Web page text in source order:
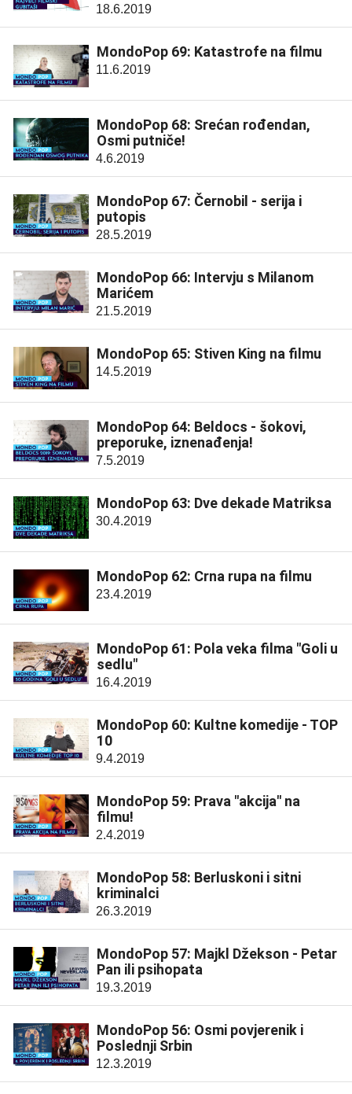
18.6.2019
MondoPop 69: Katastrofe na filmu
11.6.2019
MondoPop 68: Srećan rođendan,
Osmi putniče!
4.6.2019
MondoPop 67: Černobil - serija i
putopis
28.5.2019
MondoPop 66: Intervju s Milanom
Marićem
21.5.2019
MondoPop 65: Stiven King na filmu
14.5.2019
MondoPop 64: Beldocs - šokovi,
preporuke, iznenađenja!
7.5.2019
MondoPop 63: Dve dekade Matriksa
30.4.2019
MondoPop 62: Crna rupa na filmu
23.4.2019
MondoPop 61: Pola veka filma "Goli u
sedlu"
16.4.2019
MondoPop 60: Kultne komedije - TOP
10
9.4.2019
MondoPop 59: Prava "akcija" na
filmu!
2.4.2019
MondoPop 58: Berluskoni i sitni
kriminalci
26.3.2019
MondoPop 57: Majkl Džekson - Petar
Pan ili psihopata
19.3.2019
MondoPop 56: Osmi povjerenik i
Poslednji Srbin
12.3.2019